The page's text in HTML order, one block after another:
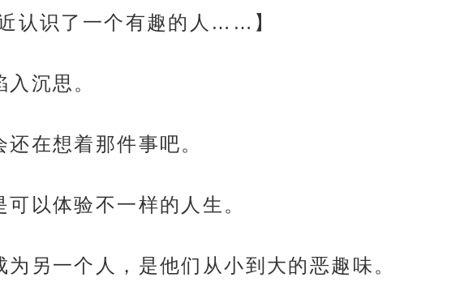
认识了一个有趣的人……】
沉思。
在想着那件事吧。
以体验不一样的人生。
另一个人，是他们从小到大的恶趣味。